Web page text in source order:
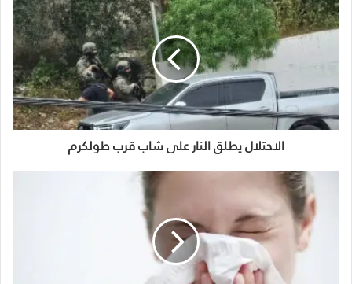
الاحتلال يطلق النار على شاب قرب طولكرم